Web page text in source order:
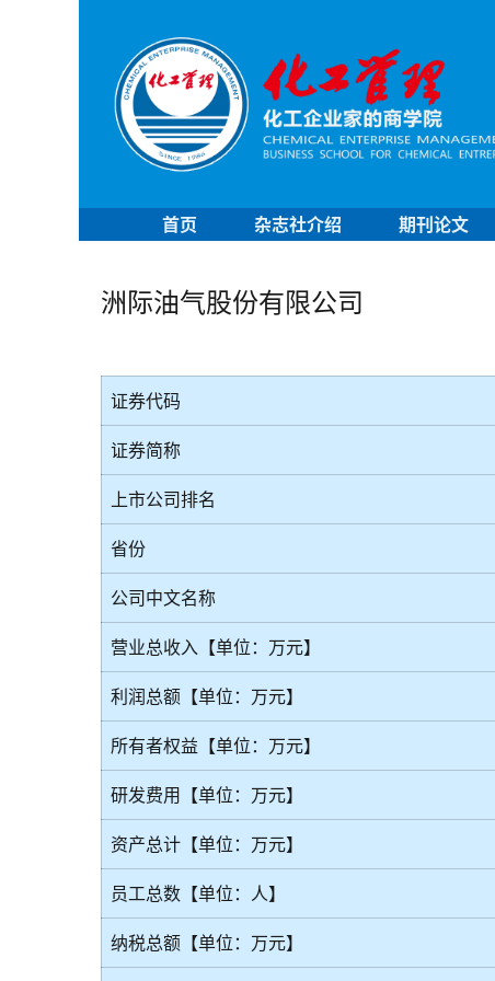
首页 杂志社介绍 期刊论文
洲际油气股份有限公司
证券代码
证券简称
上市公司排名
省份
公司中文名称
营业总收入【单位：万元】
利润总额【单位：万元】
所有者权益【单位：万元】
研发费用【单位：万元】
资产总计【单位：万元】
员工总数【单位：人】
纳税总额【单位：万元】